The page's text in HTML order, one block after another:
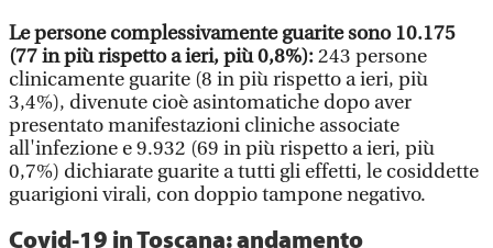
Le persone complessivamente guarite sono 10.175
(77 in più rispetto a ieri, più 0,8%):243 persone
clinicamente guarite (8 in più rispetto a ieri, più
3,4%), divenute cioè asintomatiche dopo aver
presentato manifestazioni cliniche associate
all'infezione e 9.932 (69 in più rispetto a ieri, più
0,7%) dichiarate guarite a tutti gli effetti, le cosiddette
guarigioni virali, con doppio tampone negativo.